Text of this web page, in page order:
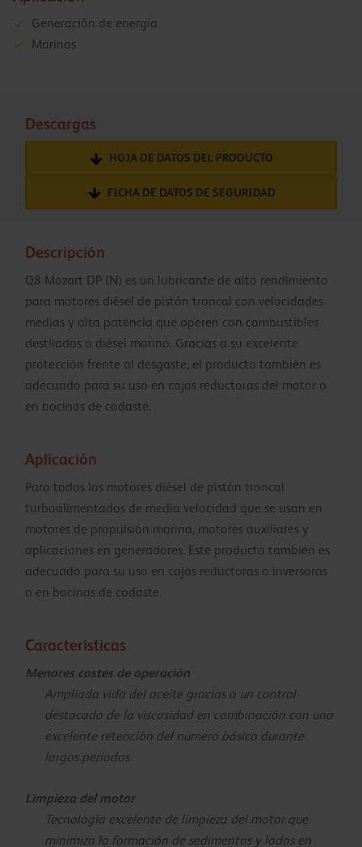
Generación de energía
Marinos
Descargas
HOJA DE DATOS DEL PRODUCTO
FICHA DE DATOS DE SEGURIDAD
Descripción
Q8 Mozart DP (N) es un lubricante de alto rendimiento
para motores diésel de pistón troncal con velocidades
medias y alta potencia que operen con combustibles
destilados o diésel marino. Gracias a su excelente
protección frente al desgaste, el producto también es
adecuado para su uso en cajas reductoras del motor o
en bocinas de codaste.
Aplicación
Para todos los motores diésel de pistón troncal
turboalimentados de media velocidad que se usan en
motores de propulsión marina, motores auxiliares y
aplicaciones en generadores. Este producto también es
adecuado para su uso en cajas reductoras o inversoras
o en bocinas de codaste.
Caracteristicas
Menores costes de operación
Ampliada vida del aceite gracias a un control
destacado de la viscosidad en combinación con una
excelente retención del número básico durante
largos periodos
Limpieza del motor
Tecnología excelente de limpieza del motor que
minimiza la formación de sedimentos y lodos en